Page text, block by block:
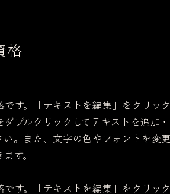
格
です。「テキストを編集」をクリッ
ダブルクリックしてテキストを追加
い。また、文字の色やフォントを変
す。
です。「テキストを編集」をクリッ